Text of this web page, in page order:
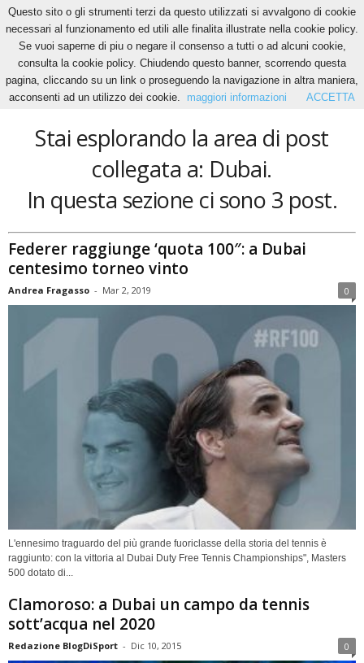
Home Tags Dubai
Dubai
Stai esplorando la area di post
collegata a: Dubai.
In questa sezione ci sono 3 post.
Federer raggiunge ‘quota 100″: a Dubai
centesimo torneo vinto
Andrea Fragasso - Mar 2, 2019 0
L'ennesimo traguardo del più grande fuoriclasse della storia del tennis è
raggiunto: con la vittoria al Dubai Duty Free Tennis Championships", Masters
500 dotato di...
Clamoroso: a Dubai un campo da tennis
sott’acqua nel 2020
Redazione BlogDiSport - Dic 10, 2015 0
Questo sito o gli strumenti terzi da questo utilizzati si avvalgono di cookie
necessari al funzionamento ed utili alle finalita illustrate nella cookie policy.
Se vuoi saperne di piu o negare il consenso a tutti o ad alcuni cookie,
consulta la cookie policy. Chiudendo questo banner, scorrendo questa
pagina, cliccando su un link o proseguendo la navigazione in altra maniera,
acconsenti ad un utilizzo dei cookie.
maggiori informazioni ACCETTA